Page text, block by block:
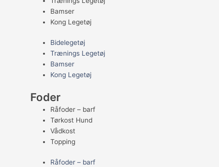
Bamser
Kong Legetøj
Bidelegetøj
Trænings Legetøj
Bamser
Kong Legetøj
Foder
Råfoder – barf
Tørkost Hund
Vådkost
Topping
Råfoder – barf